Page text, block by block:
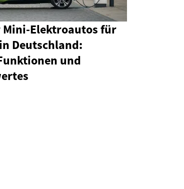
Mini-Elektroautos für
Deutschland:
und